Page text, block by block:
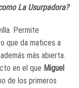
La Usurpadora?
Permite
que da matices a
más abierta.
en el que Miguel
de los primeros